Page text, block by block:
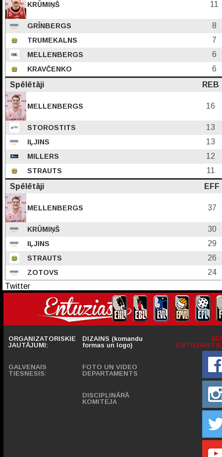
KRŪMIŅŠ 11
GRĪNBERGS 8
TRUMEKALNS 7
MELLENBERGS 6
KRAVČENKO
6
Spēlētāji
REB
MELLENBERGS 16
STOROSTITS 13
IĻJINS 13
MILLERS 12
STRAUTS
11
Spēlētāji
EFF
MELLENBERGS 37
KRŪMIŅŠ 30
IĻJINS 29
STRAUTS 26
ZOTOVS
24
Twitter
ORGANIZATORISKIE
JAUTĀJUMI:
GALVENAIS
TIESNESIS:
DIZAINS (komandu
formas un logo)
FOTO UN VIDEO
DEPARTAMENTS
DISCIPLINĀRĀ
KOMITEJA